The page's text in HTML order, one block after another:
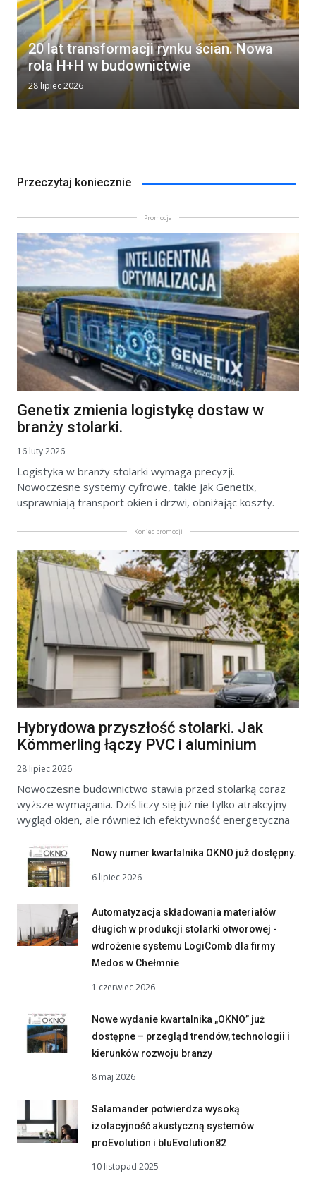
20 lat transformacji rynku ścian. Nowa
rola H+H w budownictwie
28 lipiec 2026
Przeczytaj koniecznie
Promocja
Genetix zmienia logistykę dostaw w
branży stolarki.
16 luty 2026
Logistyka w branży stolarki wymaga precyzji.
Nowoczesne systemy cyfrowe, takie jak Genetix,
usprawniają transport okien i drzwi, obniżając koszty.
Koniec promocji
Hybrydowa przyszłość stolarki. Jak
Kömmerling łączy PVC i aluminium
28 lipiec 2026
Nowoczesne budownictwo stawia przed stolarką coraz
wyższe wymagania. Dziś liczy się już nie tylko atrakcyjny
wygląd okien, ale również ich efektywność energetyczna
Nowy numer kwartalnika OKNO już dostępny.
6 lipiec 2026
Automatyzacja składowania materiałów
długich w produkcji stolarki otworowej -
wdrożenie systemu LogiComb dla firmy
Medos w Chełmnie
1 czerwiec 2026
Nowe wydanie kwartalnika „OKNO” już
dostępne – przegląd trendów, technologii i
kierunków rozwoju branży
8 maj 2026
Salamander potwierdza wysoką
izolacyjność akustyczną systemów
proEvolution i bluEvolution82
10 listopad 2025